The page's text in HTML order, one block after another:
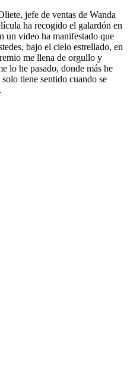
jefe de ventas de Wanda
ha recogido el galardón en
un video ha manifestado que
bajo el cielo estrellado, en
me llena de orgullo y
lo he pasado, donde más he
tiene sentido cuando se